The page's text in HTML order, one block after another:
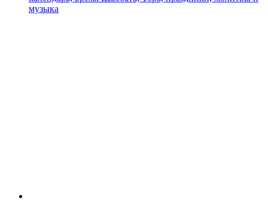
музыка